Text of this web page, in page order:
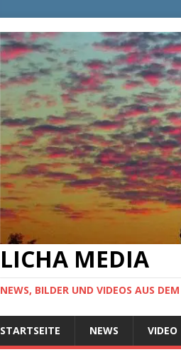
LICHA MEDIA
NEWS, BILDER UND VIDEOS AUS
STARTSEITE NEWS VIDEO